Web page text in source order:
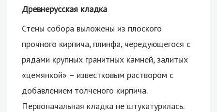
Древнерусская кладка
Стены собора выложены из плоского
прочного кирпича, плинфа, чередующегося с
рядами крупных гранитных камней, залитых
«цемянкой» – известковым раствором с
добавлением толченого кирпича.
Первоначальная кладка не штукатурилась.